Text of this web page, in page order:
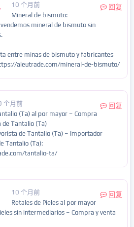
回复
10 个月前
Mineral de bismuto:
mineral de bismuto sin
entre minas de bismuto y fabricantes
aleutrade.com/mineral-de-bismuto/
回复
个月前
(Ta) al por mayor – Compra
de Tantalio (Ta)
de Tantalio (Ta) – Importador
Tantalio (Ta):
tantalio-ta/
回复
10 个月前
Retales de Pieles al por mayor
sin intermediarios – Compra y venta